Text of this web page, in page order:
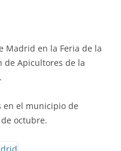
Madrid en la Feria de la
de Apicultores de la
en el municipio de
octubre.